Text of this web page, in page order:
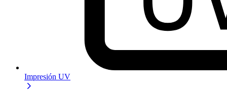
Impresión UV